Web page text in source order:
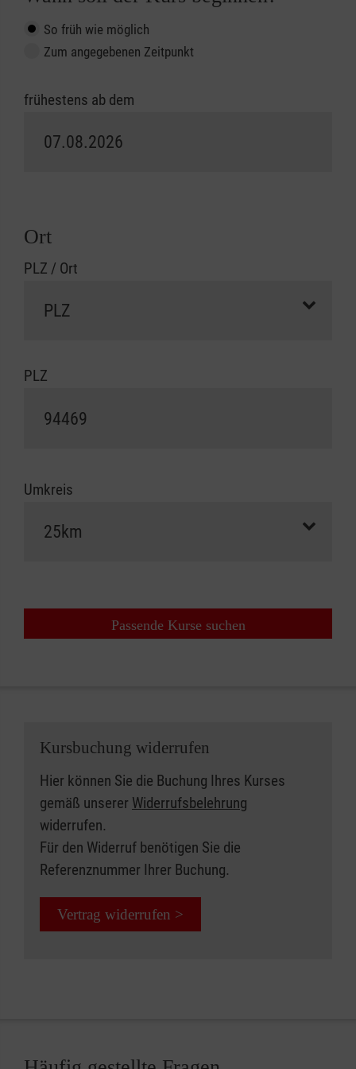
So früh wie möglich
Zum angegebenen Zeitpunkt
frühestens ab dem
Ort
PLZ / Ort
PLZ
Umkreis
Passende Kurse suchen
Kursbuchung widerrufen
Hier können Sie die Buchung Ihres Kurses
gemäß unserer Widerrufsbelehrung
widerrufen.
Für den Widerruf benötigen Sie die
Referenznummer Ihrer Buchung.
Vertrag widerrufen >